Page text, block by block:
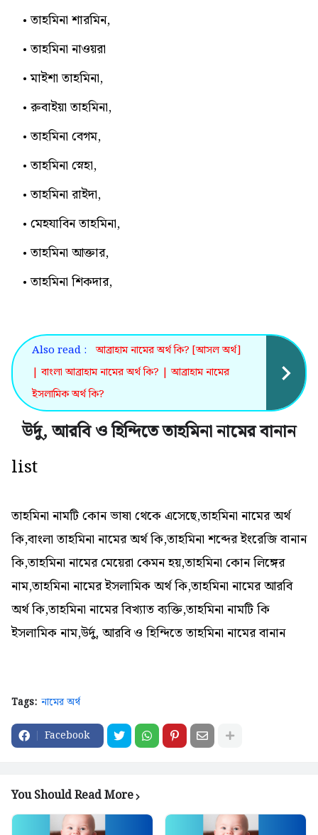
তাহমিনা শারমিন,
তাহমিনা নাওয়রা
মাইশা তাহমিনা,
রুবাইয়া তাহমিনা,
তাহমিনা বেগম,
তাহমিনা স্নেহা,
তাহমিনা রাইদা,
মেহযাবিন তাহমিনা,
তাহমিনা আক্তার,
তাহমিনা শিকদার,
Also read : আব্রাহাম নামের অর্থ কি? [আসল অর্থ]
| বাংলা আব্রাহাম নামের অর্থ কি? | আব্রাহাম নামের
ইসলামিক অর্থ কি?
উর্দু, আরবি ও হিন্দিতে তাহমিনা নামের বানান
list
তাহমিনা নামটি কোন ভাষা থেকে এসেছে,তাহমিনা নামের অর্থ
কি,বাংলা তাহমিনা নামের অর্থ কি,তাহমিনা শব্দের ইংরেজি বানান
কি,তাহমিনা নামের মেয়েরা কেমন হয়,তাহমিনা কোন লিঙ্গের
নাম,তাহমিনা নামের ইসলামিক অর্থ কি,তাহমিনা নামের আরবি
অর্থ কি,তাহমিনা নামের বিখ্যাত ব্যক্তি,তাহমিনা নামটি কি
ইসলামিক নাম,উর্দু, আরবি ও হিন্দিতে তাহমিনা নামের বানান
Tags: নামের অর্থ
Facebook
You Should Read More